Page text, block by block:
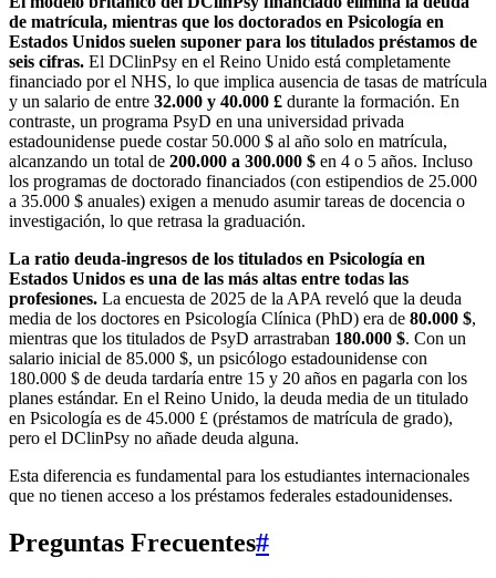
de matrícula, mientras que los doctorados en Psicología en
Estados Unidos suelen suponer para los titulados préstamos de
seis cifras. El DClinPsy en el Reino Unido está completamente
financiado por el NHS, lo que implica ausencia de tasas de matrícula
y un salario de entre 32.000 y 40.000 £ durante la formación. En
contraste, un programa PsyD en una universidad privada
estadounidense puede costar 50.000 $ al año solo en matrícula,
alcanzando un total de 200.000 a 300.000 $ en 4 o 5 años. Incluso
los programas de doctorado financiados (con estipendios de 25.000
a 35.000 $ anuales) exigen a menudo asumir tareas de docencia o
investigación, lo que retrasa la graduación.
La ratio deuda-ingresos de los titulados en Psicología en
Estados Unidos es una de las más altas entre todas las
profesiones. La encuesta de 2025 de la APA reveló que la deuda
media de los doctores en Psicología Clínica (PhD) era de 80.000 $,
mientras que los titulados de PsyD arrastraban 180.000 $. Con un
salario inicial de 85.000 $, un psicólogo estadounidense con
180.000 $ de deuda tardaría entre 15 y 20 años en pagarla con los
planes estándar. En el Reino Unido, la deuda media de un titulado
en Psicología es de 45.000 £ (préstamos de matrícula de grado),
pero el DClinPsy no añade deuda alguna.
Esta diferencia es fundamental para los estudiantes internacionales
que no tienen acceso a los préstamos federales estadounidenses.
Preguntas Frecuentes#